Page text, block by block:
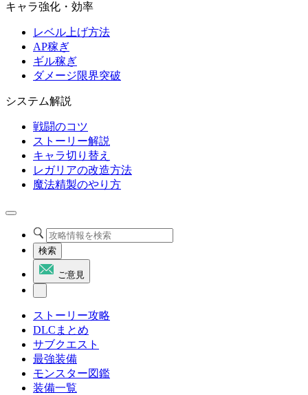
キャラ強化・効率
レベル上げ方法
AP稼ぎ
ギル稼ぎ
ダメージ限界突破
システム解説
戦闘のコツ
ストーリー解説
キャラ切り替え
レガリアの改造方法
魔法精製のやり方
検索
ご意見
ストーリー攻略
DLCまとめ
サブクエスト
最強装備
モンスター図鑑
装備一覧